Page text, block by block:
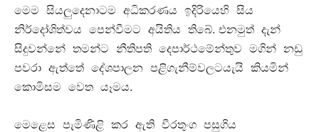
මෙම සියලුදෙනාටම අධිකරණය ඉදිරියෙහි සිය
නිර්දෝශිත්වය පෙන්වීමට අයිතිය තිබේ. එනමුත් දැන්
සිදුවන්නේ තමන්ට නීතිපති දෙපාර්ථමේන්තුව මගින් නඩු
පවරා ඇත්තේ දේශපාලන පළිගැනීම්වලටයැයි කියමින්
කොමිසම වෙත යෑමය.
මෙළෙස පැමිණිළි කර ඇති වීරතුංග පසුගිය